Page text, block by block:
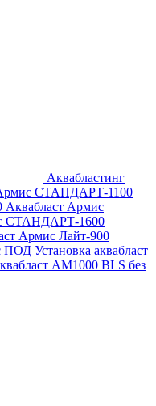
Аквабластинг
СТАНДАРТ-1100
Аквабласт Армис
СТАНДАРТ-1600
Армис Лайт-900
ПОД Установка аквабласт
AM1000 BLS без